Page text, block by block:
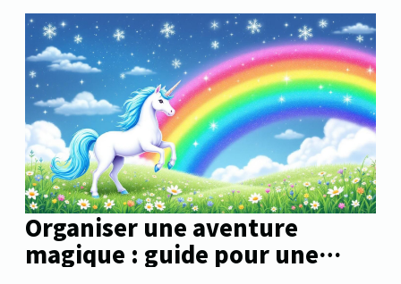
Organiser une aventure
magique : guide pour une